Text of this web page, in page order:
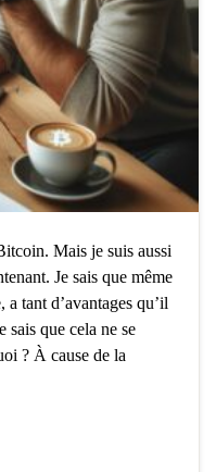
Mais je suis aussi
Je sais que même
tant d’avantages qu’il
sais que cela ne se
? À cause de la